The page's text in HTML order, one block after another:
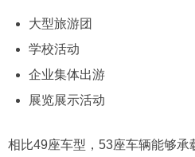
大型旅游团
学校活动
企业集体出游
展览展示活动
相比49座车型，53座车辆能够承